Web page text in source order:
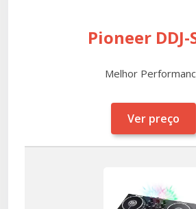
Pioneer DDJ-
Melhor
Ver preço